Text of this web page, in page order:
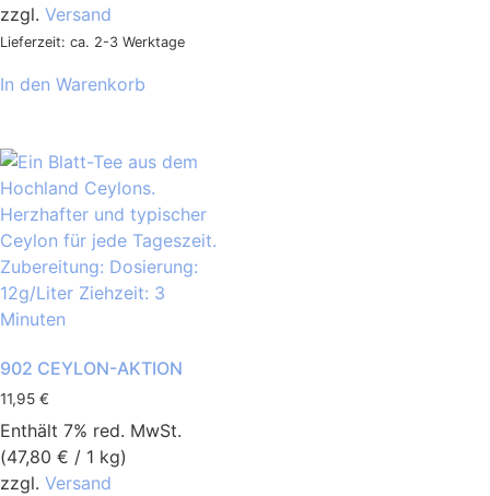
zzgl. Versand
Lieferzeit: ca. 2-3 Werktage
In den Warenkorb
902 CEYLON-AKTION
11,95 €
Enthält 7% red. MwSt.
(47,80 € / 1 kg)
zzgl. Versand